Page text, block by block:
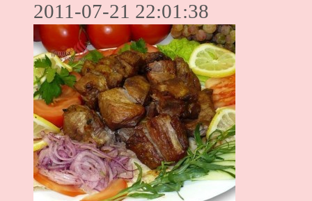
2011-07-21 22:01:38